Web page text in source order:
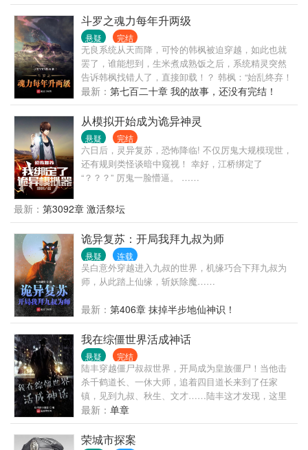
斗罗之魂力每年升两级
悬疑 完结
无良系统从天而降，可怜的韩枫被迫穿越，如此也就
罢了，谁能想到，生米煮成熟饭之后，系统精灵突然
告诉韩枫找错人了，直接卸载！？ 韩枫：“始乱终弃！
忘恩负义！见异思迁！喜新厌旧！” 系统小精灵：“瞎
说什么！金手指给你！给你就是了！” 书友群：
1034306262
最新： 第七百二十章 我的故事，还没有完结！
从模拟开始成为诡异神灵
悬疑 完结
六日后，灵异复苏，恐怖降临! 不仅厉鬼大规模现世，
还有规则类怪谈暗中窥视！ 幸好，江桥绑定了
“？？？” 厉鬼一脸懵逼。 ……
最新： 第3092章 激活祭坛
诡异复苏：开局我拜九叔为师
悬疑 连载
吴白意外穿越进入九叔的世界，机缘巧合下拜九叔为
师，从此踏上仙缘，斩妖除魔……
最新： 第406章 抹掉半步地仙神识！
我在综僵世界活成神话
悬疑 完结
陆丰穿越僵尸叔叔世界，开局成为皇族僵尸！当他击
杀千鹤道长、一休大师，追着四目道长来到了任家
镇，见到九叔、秋生、文才……陆丰这才发现，这里
竟然是综僵世界。红白双煞聚荒林！爱听音乐的伪飞
尸任天堂！西洋教会，吸血鬼隐匿其中，伺机而动！
姜府腊尸，飞僵凶威如海，隔空吸人鲜血！
最新： 单章
荣城市探案